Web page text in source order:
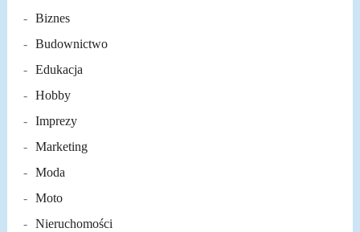
Biznes
Budownictwo
Edukacja
Hobby
Imprezy
Marketing
Moda
Moto
Nieruchomości